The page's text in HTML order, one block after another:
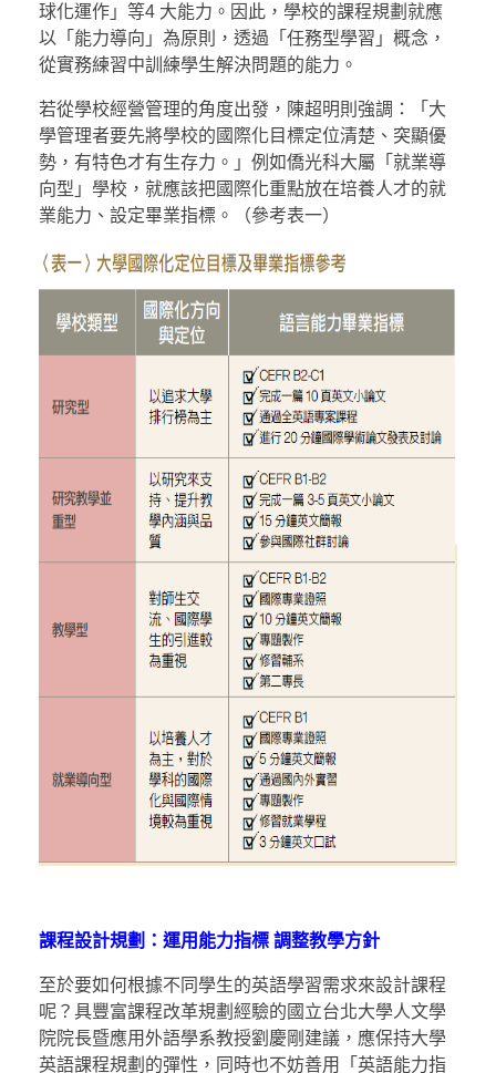
球化運作」等4 大能力。因此，學校的課程規劃就應
以「能力導向」為原則，透過「任務型學習」概念，
從實務練習中訓練學生解決問題的能力。
若從學校經營管理的角度出發，陳超明則強調：「大
學管理者要先將學校的國際化目標定位清楚、突顯優
勢，有特色才有生存力。」例如僑光科大屬「就業導
向型」學校，就應該把國際化重點放在培養人才的就
業能力、設定畢業指標。（參考表一）
課程設計規劃：運用能力指標 調整教學方針
至於要如何根據不同學生的英語學習需求來設計課程
呢？具豐富課程改革規劃經驗的國立台北大學人文學
院院長暨應用外語學系教授劉慶剛建議，應保持大學
英語課程規劃的彈性，同時也不妨善用「英語能力指